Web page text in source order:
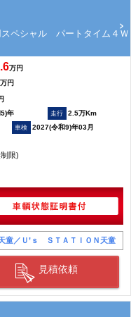
スペシャル パートタイム４Ｗ
万円
万円
年
2.5万Km
2027(令和9)年03月
限)
童／Ｕ’ｓ ＳＴＡＴＩＯＮ天童
見積依頼